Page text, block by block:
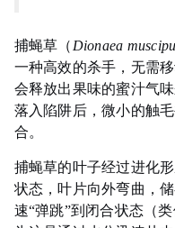
捕蝇草（ Dionaea
一种高效的杀手，无需
会释放出果味的蜜汁气
落入陷阱后，微小的触
合。
捕蝇草的叶子经过进化
状态，叶片向外弯曲，
速“弹跳”到闭合状态（